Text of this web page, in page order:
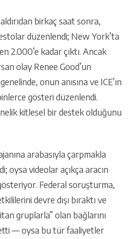
birkaç saat sonra,
düzenlendi; New York’ta
2.000’e kadar çıktı. Ancak
olay Renee Good’un
onun anısına ve ICE’ın
gösteri düzenlendi.
kitlesel bir destek olduğunu
arabasıyla çarpmakla
oysa videolar açıkça aracın
Federal soruşturma,
devre dışı bıraktı ve
gruplarla” olan bağlarını
— oysa bu tür faaliyetler